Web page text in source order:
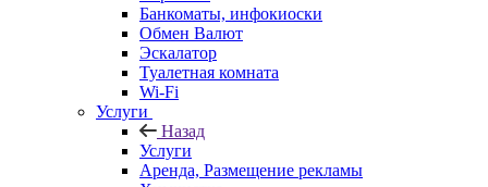
Банкоматы, инфокиоски
Обмен Валют
Эскалатор
Туалетная комната
Wi-Fi
Услуги
Назад
Услуги
Аренда, Размещение рекламы